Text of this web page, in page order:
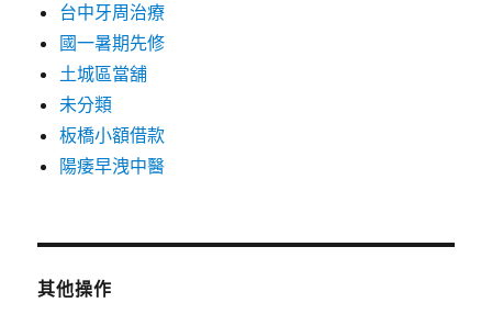
台中牙周治療
國一暑期先修
土城區當舖
未分類
板橋小額借款
陽痿早洩中醫
其他操作